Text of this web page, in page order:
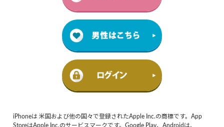
iPhoneは 米国および他の国々で登録されたApple Inc.の商標です。App
StoreはApple Inc.のサービスマークです。Google Play、Androidは、